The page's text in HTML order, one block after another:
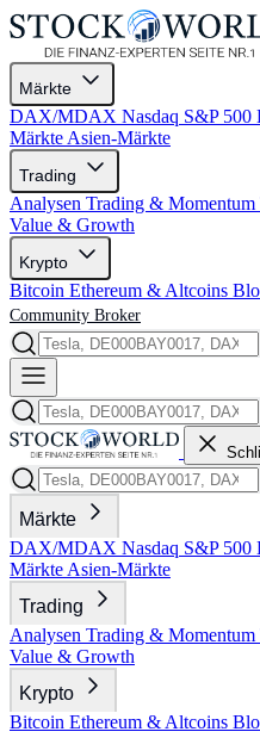
Märkte
DAX/MDAX Nasdaq S&P 500
Märkte Asien-Märkte
Trading
Analysen Trading & Momentum
Value & Growth
Krypto
Bitcoin Ethereum & Altcoins
Community Broker
Märkte
DAX/MDAX Nasdaq S&P 500
Märkte Asien-Märkte
Trading
Analysen Trading & Momentum
Value & Growth
Krypto
Bitcoin Ethereum & Altcoins